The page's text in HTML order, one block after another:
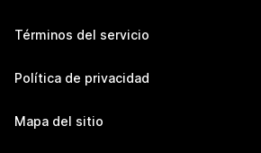
Términos del servicio
Política de privacidad
Mapa del sitio